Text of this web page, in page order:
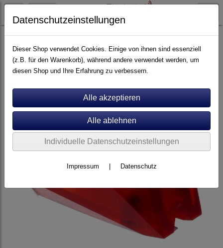
Artikel nach Marken F - O Ortofon
Datenschutzeinstellungen
Dieser Shop verwendet Cookies. Einige von ihnen sind essenziell
(z.B. für den Warenkorb), während andere verwendet werden, um
diesen Shop und Ihre Erfahrung zu verbessern.
Individuelle Datenschutzeinstellungen
Impressum Datenschutz